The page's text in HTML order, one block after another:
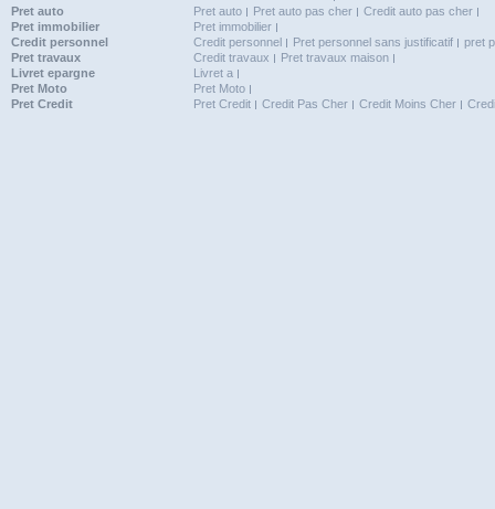
Pret auto
Pret auto Pret auto pas cher
Credit auto pas cher
Pret immobilier
Pret immobilier
Credit personnel
Credit personnel Pret personnel sans justificatif
pret
Pret travaux
Credit travaux
Pret travaux maison
Livret epargne
Livret a
Pret Moto
Pret Moto
Pret Credit
Pret Credit Credit Pas Cher Credit Moins Cher